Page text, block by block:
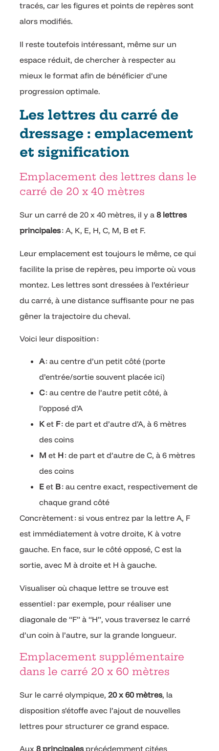
tracés, car les figures et points de repères sont
alors modifiés.
Il reste toutefois intéressant, même sur un
espace réduit, de chercher à respecter au
mieux le format afin de bénéficier d’une
progression optimale.
Les lettres du carré de
dressage : emplacement
et signification
Emplacement des lettres dans le
carré de 20 x 40 mètres
Sur un carré de 20 x 40 mètres, il y a 8 lettres
principales: A, K, E, H, C, M, B et F.
Leur emplacement est toujours le même, ce qui
facilite la prise de repères, peu importe où vous
montez. Les lettres sont dressées à l’extérieur
du carré, à une distance suffisante pour ne pas
gêner la trajectoire du cheval.
Voici leur disposition :
A: au centre d’un petit côté (porte
d’entrée/sortie souvent placée ici)
C: au centre de l’autre petit côté, à
l’opposé d’A
Ket F: de part et d’autre d’A, à 6 mètres
des coins
M et H: de part et d’autre de C, à 6 mètres
des coins
E et B: au centre exact, respectivement de
chaque grand côté
Concrètement : si vous entrez par la lettre A, F
est immédiatement à votre droite, K à votre
gauche. En face, sur le côté opposé, C est la
sortie, avec M à droite et H à gauche.
Visualiser où chaque lettre se trouve est
essentiel : par exemple, pour réaliser une
diagonale de “F” à “H”, vous traversez le carré
d’un coin à l’autre, sur la grande longueur.
Emplacement supplémentaire
dans le carré 20 x 60 mètres
Sur le carré olympique, 20 x 60 mètres, la
disposition s’étoffe avec l’ajout de nouvelles
lettres pour structurer ce grand espace.
Aux 8 principales précédemment citées